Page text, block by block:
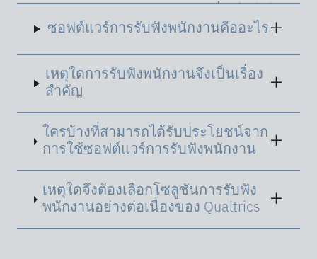
การรับฟังพนักงานหมายถึง วิธีปฏิบัติที่องค์กรใช้ใน
การรวบรวม วิเคราะห์และตอบกลับข้อเสนอแนะ
ของพนักงาน เพื่อยกระดับประสบการณ์ของ
พนักงาน (EX) การส่งเสริมการมีส่วนร่วม ความพึง
พอใจและความสอดคล้องกับค่านิยมและเป้าหมาย
ของบริษัท
ซอฟต์แวร์การรับฟังพนักงานคืออะไร
เหตุใดการรับฟังพนักงานจึงเป็นเรื่อง
สำคัญ
ใครบ้างที่สามารถได้รับประโยชน์จาก
การใช้ซอฟต์แวร์การรับฟังพนักงาน
เหตุใดจึงต้องเลือกโซลูชันการรับฟัง
พนักงานอย่างต่อเนื่องของ Qualtrics